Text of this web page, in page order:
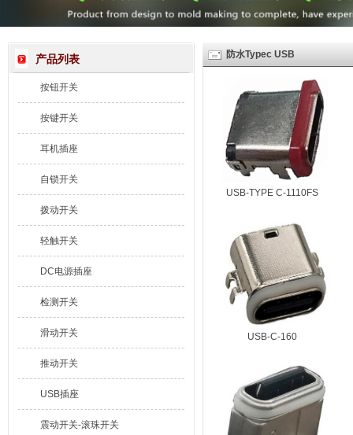
产品列表
按钮开关
按键开关
耳机插座
自锁开关
拨动开关
轻触开关
DC电源插座
检测开关
滑动开关
推动开关
USB插座
震动开关-滚珠开关
防水Typec USB
USB-TYPE C-1110FS
USB-C-160